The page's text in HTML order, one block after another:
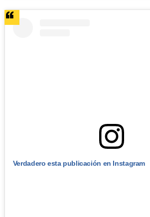
Verdadero esta publicación en Instagram